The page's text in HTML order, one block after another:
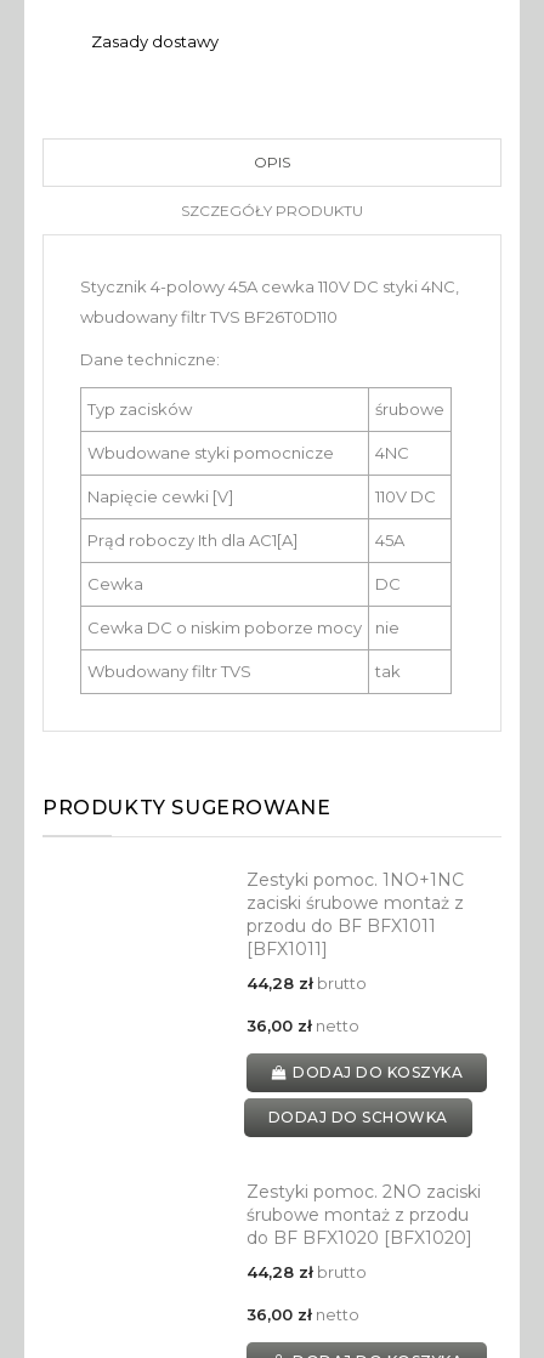
Zasady dostawy
OPIS
SZCZEGÓŁY PRODUKTU
Stycznik 4-polowy 45A cewka 110V DC styki 4NC,
wbudowany filtr TVS BF26T0D110
Dane techniczne:
Typ zacisków śrubowe
Wbudowane styki pomocnicze 4NC
Napięcie cewki [V] 110V DC
Prąd roboczy Ith dla AC1[A] 45A
Cewka DC
Cewka DC o niskim poborze mocy nie
Wbudowany filtr TVS tak
PRODUKTY SUGEROWANE
Zestyki pomoc. 1NO+1NC
zaciski śrubowe montaż z
przodu do BF BFX1011
[BFX1011]
44,28 złbrutto
36,00 złnetto
DODAJ DO KOSZYKA
DODAJ DO SCHOWKA
Zestyki pomoc. 2NO zaciski
śrubowe montaż z przodu
do BF BFX1020 [BFX1020]
44,28 złbrutto
36,00 złnetto